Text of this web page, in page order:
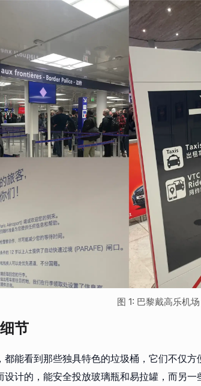
图 1: 巴黎戴高乐机场
节
都能看到那些独具特色的垃圾桶，它们不仅
设计的，能安全投放玻璃瓶和易拉罐，而另